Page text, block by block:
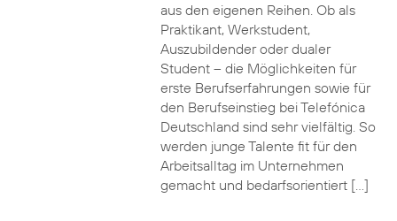
aus den eigenen Reihen. Ob als
Praktikant, Werkstudent,
Auszubildender oder dualer
Student – die Möglichkeiten für
erste Berufserfahrungen sowie für
den Berufseinstieg bei Telefónica
Deutschland sind sehr vielfältig. So
werden junge Talente fit für den
Arbeitsalltag im Unternehmen
gemacht und bedarfsorientiert […]